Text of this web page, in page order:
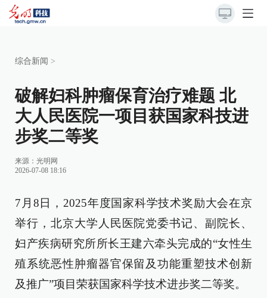
综合新闻 >
破解妇科肿瘤保育治疗难题 北
大人民医院一项目获国家科技进
步奖二等奖
来源： 光明网
2026-07-08 18:16
7月8日，2025年度国家科学技术奖励大会在京
举行，北京大学人民医院党委书记、副院长、
妇产疾病研究所所长王建六牵头完成的“女性生
殖系统恶性肿瘤器官保留及功能重塑技术创新
及推广”项目荣获国家科学技术进步奖二等奖。